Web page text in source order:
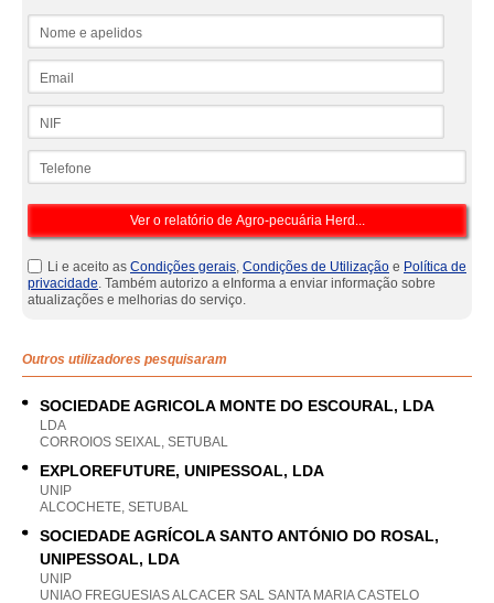
Li e aceito as Condições gerais, Condições de Utilização e Política de
privacidade. Também autorizo a eInforma a enviar informação sobre
atualizações e melhorias do serviço.
Outros utilizadores pesquisaram
SOCIEDADE AGRICOLA MONTE DO ESCOURAL, LDA
LDA
CORROIOS SEIXAL, SETUBAL
EXPLOREFUTURE, UNIPESSOAL, LDA
UNIP
ALCOCHETE, SETUBAL
SOCIEDADE AGRÍCOLA SANTO ANTÓNIO DO ROSAL,
UNIPESSOAL, LDA
UNIP
UNIAO FREGUESIAS ALCACER SAL SANTA MARIA CASTELO